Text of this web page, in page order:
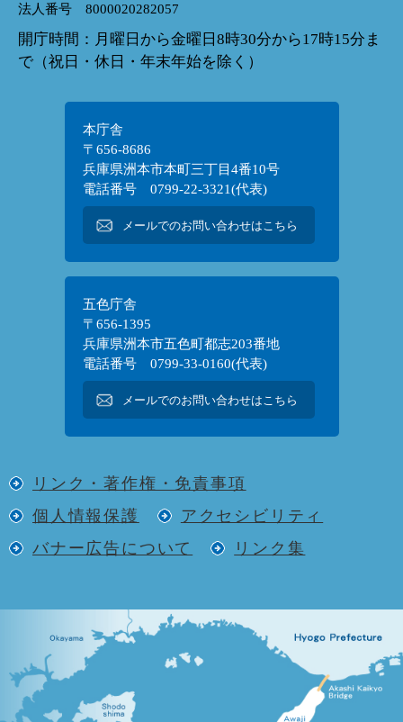
法人番号 8000020282057
開庁時間：月曜日から金曜日8時30分から17時15分ま
で（祝日・休日・年末年始を除く）
本庁舎
〒656-8686
兵庫県洲本市本町三丁目4番10号
電話番号 0799-22-3321(代表)
メールでのお問い合わせはこちら
五色庁舎
〒656-1395
兵庫県洲本市五色町都志203番地
電話番号 0799-33-0160(代表)
メールでのお問い合わせはこちら
リンク・著作権・免責事項
個人情報保護
アクセシビリティ
バナー広告について
リンク集